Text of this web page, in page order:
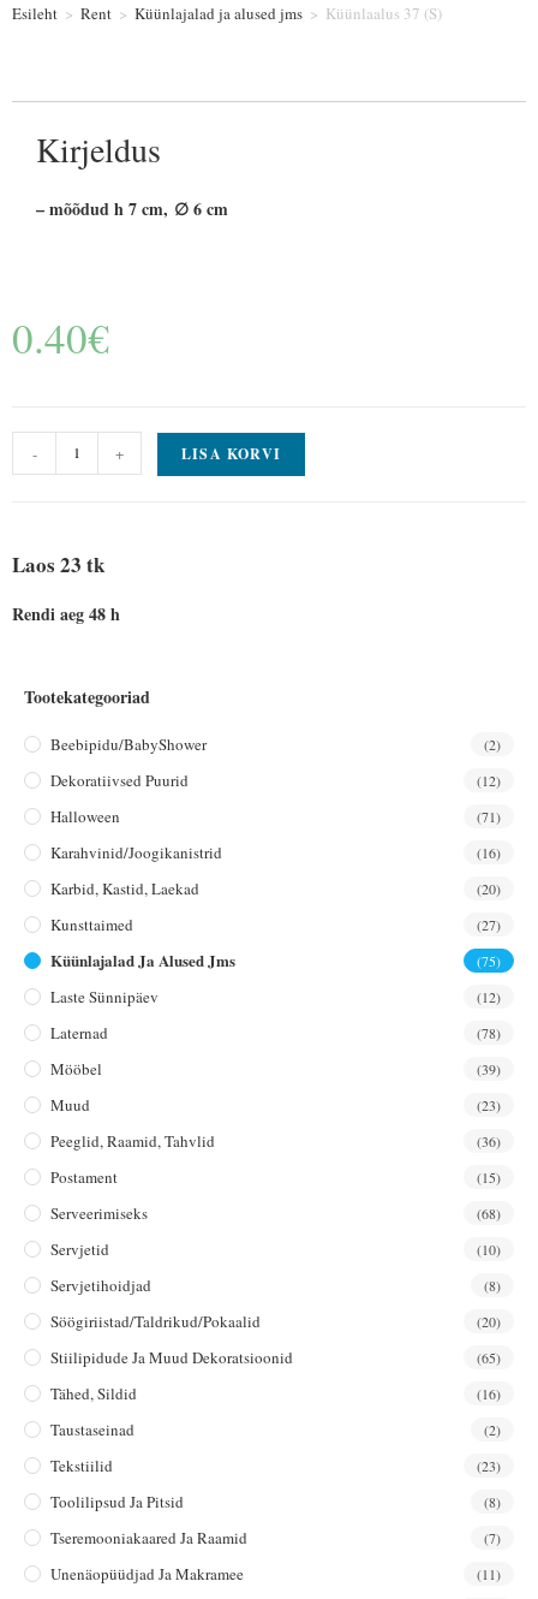
Esileht > Rent > Küünlajalad ja alused jms > Küünlaalus 37 (S)
Kirjeldus
– mõõdud h 7 cm, ∅ 6 cm
0.40€
- + LISA KORVI
Laos 23 tk
Rendi aeg 48 h
Tootekategooriad
Beebipidu/BabyShower (2)
Dekoratiivsed Puurid (12)
Halloween (71)
Karahvinid/joogikanistrid (16)
Karbid, Kastid, Laekad (20)
Kunsttaimed (27)
Küünlajalad Ja Alused Jms (75)
Laste Sünnipäev (12)
Laternad (78)
Mööbel (39)
Muud (23)
Peeglid, Raamid, Tahvlid (36)
Postament (15)
Serveerimiseks (68)
Servjetid (10)
Servjetihoidjad (8)
Söögiriistad/taldrikud/pokaalid (20)
Stiilipidude Ja Muud Dekoratsioonid (65)
Tähed, Sildid (16)
Taustaseinad (2)
Tekstiilid (23)
Toolilipsud Ja Pitsid (8)
Tseremooniakaared Ja Raamid (7)
Unenäopüüdjad Ja Makramee (11)